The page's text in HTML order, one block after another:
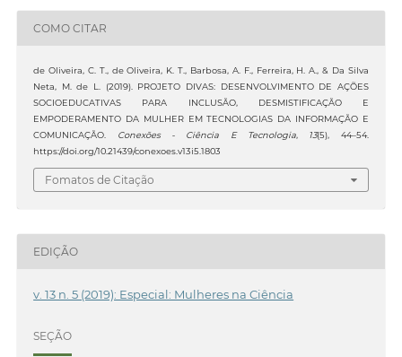
COMO CITAR
de Oliveira, C. T., de Oliveira, K. T., Barbosa, A. F., Ferreira, H. A., & Da Silva
Neta, M. de L. (2019). PROJETO DIVAS: DESENVOLVIMENTO DE AÇÕES
SOCIOEDUCATIVAS PARA INCLUSÃO, DESMISTIFICAÇÃO E
EMPODERAMENTO DA MULHER EM TECNOLOGIAS DA INFORMAÇÃO E
COMUNICAÇÃO.
Conexões - Ciência E Tecnologia, 13(5), 44–54.
https://doi.org/10.21439/conexoes.v13i5.1803
Fomatos de Citação
EDIÇÃO
v. 13 n. 5 (2019): Especial: Mulheres na Ciência
SEÇÃO